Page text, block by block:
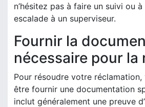
n’hésitez pas à faire un suivi ou
escalade à un superviseur.
Fournir la
nécessaire pour la
Pour résoudre votre
être fournir une documentation
inclut généralement une preuve